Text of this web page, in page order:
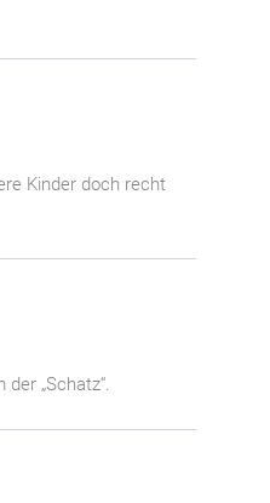
Kinder doch recht
„Schatz“.